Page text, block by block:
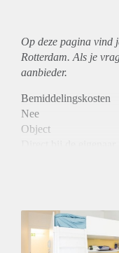
Op deze pagina vind
Rotterdam. Als je
aanbieder.
Bemiddelingskosten
Nee
Object
Huurtoeslag
Niet mogelijk